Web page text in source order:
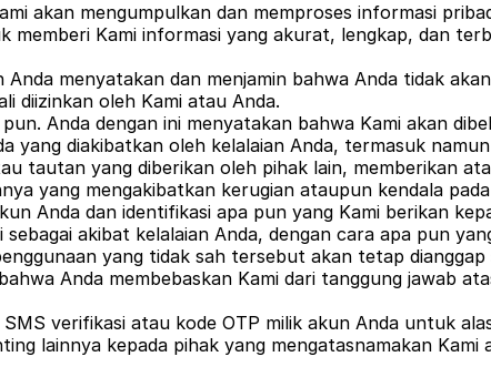
akan mengumpulkan dan memproses informasi
Kami informasi yang akurat, lengkap, dan
menyatakan dan menjamin bahwa Anda tidak
diizinkan oleh Kami atau Anda.
Anda dengan ini menyatakan bahwa Kami akan
yang diakibatkan oleh kelalaian Anda, termasuk
tautan yang diberikan oleh pihak lain, memberikan
yang mengakibatkan kerugian ataupun kendala
Anda dan identifikasi apa pun yang Kami berikan
akibat kelalaian Anda, dengan cara apa pun
yang tidak sah tersebut akan tetap dianggap
Anda membebaskan Kami dari tanggung jawab
verifikasi atau kode OTP milik akun Anda untuk
lainnya kepada pihak yang mengatasnamakan Kami